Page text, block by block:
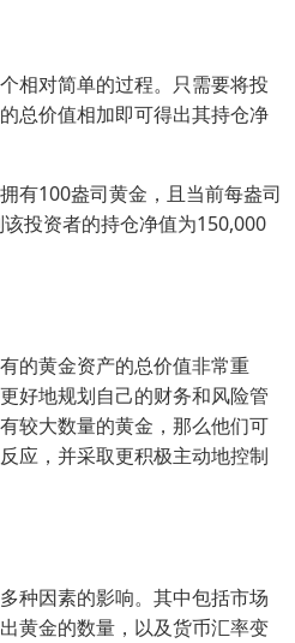
相对简单的过程。只需要将投
总价值相加即可得出其持仓净
有100盎司黄金，且当前每盎司
投资者的持仓净值为150,000
的黄金资产的总价值非常重
好地规划自己的财务和风险管
较大数量的黄金，那么他们可
应，并采取更积极主动地控制
种因素的影响。其中包括市场
黄金的数量，以及货币汇率变